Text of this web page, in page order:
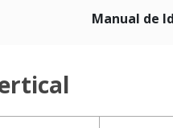
Manual de